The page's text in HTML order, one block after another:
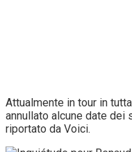
Attualmente in tour in
annullato alcune date dei
riportato da Voici.